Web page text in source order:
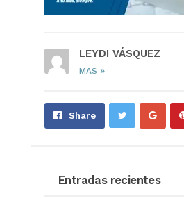
LEYDI VÁSQUEZ
MAS »
Share Share
Entradas recientes